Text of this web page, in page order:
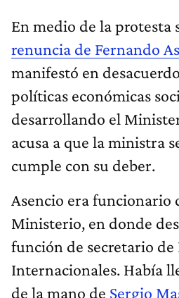
En medio de la protesta
renuncia de Fernando
manifestó en
políticas económicas
desarrollando el
acusa a que la ministra
cumple con su deber.
Asencio era funcionario
Ministerio, en donde
función de secretario de
Internacionales. Había
de la mano de Sergio